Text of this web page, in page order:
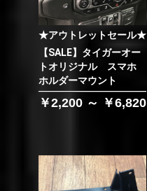
★アウトレットセール★
【SALE】タイガーオー
トオリジナル スマホ
ホルダーマウント
￥2,200 ～ ￥6,820